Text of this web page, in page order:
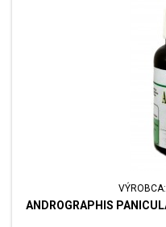
VÝROBCA:
ANDROGRAPHIS